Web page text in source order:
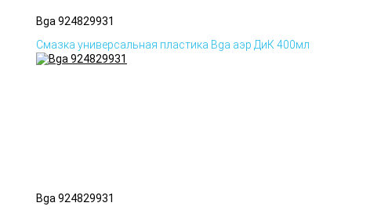
Bga 924829931
Смазка универсальная пластика Bga аэр ДиК 400мл
Bga 924829931